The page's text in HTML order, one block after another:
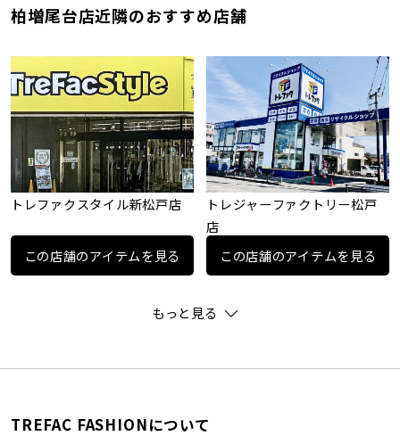
柏増尾台店近隣のおすすめ店舗
トレファクスタイル新松戸店
この店舗のアイテムを見る
トレジャーファクトリー松戸
店
この店舗のアイテムを見る
もっと見る
TREFAC FASHIONについて